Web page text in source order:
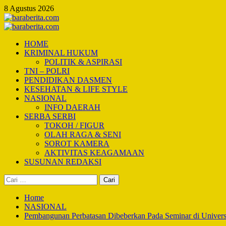
Skip
to
content
8 Agustus 2026
Primary
HOME
KRIMINAL HUKUM
POLITIK & ASPIRASI
TNI – POLRI
PENDIDIKAN DASMEN
KESEHATAN & LIFE STYLE
NASIONAL
INFO DAERAH
SERBA SERBI
TOKOH / FIGUR
OLAH RAGA & SENI
SOROT KAMERA
AKTIVITAS KEAGAMAAN
SUSUNAN REDAKSI
Cari
untuk:
Home
NASIONAL
Pembangunan Perbatasan Dibeberkan Pada Seminar di